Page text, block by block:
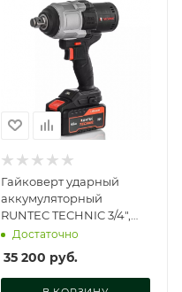
Гайковерт ударный
аккумуляторный
RUNTEC TECHNIC 3/4",
20В, 2*6Ач, 1400Нм, RT-
Достаточно
35 200 руб.